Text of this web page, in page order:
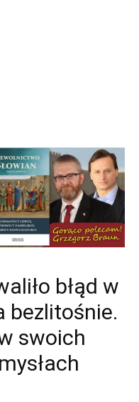
błąd w
bezlitośnie.
swoich